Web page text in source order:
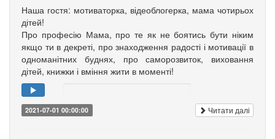
Наша гостя: мотиваторка, відеоблогерка, мама чотирьох
дітей!
Про професію Мама, про те як не боятись бути ніким
якщо ти в декреті, про знаходження радості і мотивації в
одноманітних буднях, про саморозвиток, виховання
дітей, книжки і вміння жити в моменті!
2021-07-01 00:00:00 Читати далі